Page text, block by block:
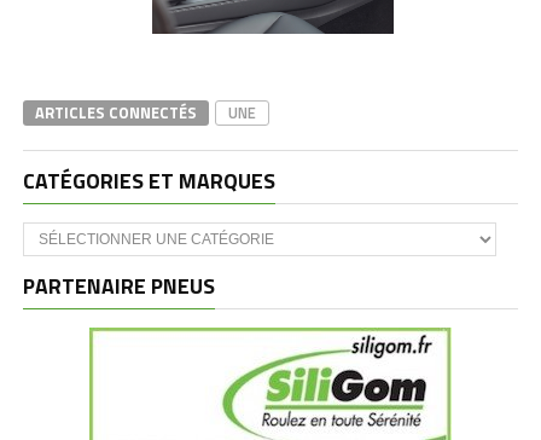
ARTICLES CONNECTÉS UNE
CATÉGORIES ET MARQUES
Catégories
et
PARTENAIRE PNEUS